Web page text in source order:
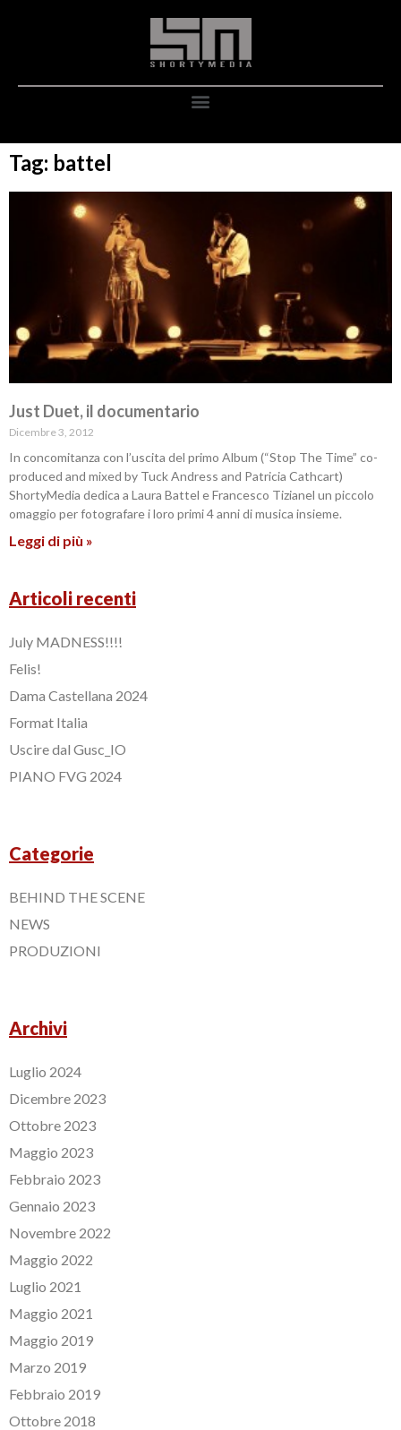
Tag: battel
Just Duet, il documentario
Dicembre 3, 2012
In concomitanza con l’uscita del primo Album (“Stop The Time” co-
produced and mixed by Tuck Andress and Patricia Cathcart)
ShortyMedia dedica a Laura Battel e Francesco Tizianel un piccolo
omaggio per fotografare i loro primi 4 anni di musica insieme.
Leggi di più »
Articoli recenti
July MADNESS!!!!
Felis!
Dama Castellana 2024
Format Italia
Uscire dal Gusc_IO
PIANO FVG 2024
Categorie
BEHIND THE SCENE
NEWS
PRODUZIONI
Archivi
Luglio 2024
Dicembre 2023
Ottobre 2023
Maggio 2023
Febbraio 2023
Gennaio 2023
Novembre 2022
Maggio 2022
Luglio 2021
Maggio 2021
Maggio 2019
Marzo 2019
Febbraio 2019
Ottobre 2018